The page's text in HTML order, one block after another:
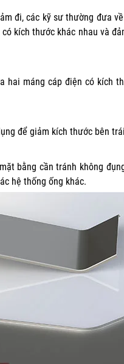
đi, các kỹ sư thường đưa
kích thước khác nhau và
máng cáp điện có kích
để giảm kích thước bên
bằng cần tránh không
hệ thống ống khác.